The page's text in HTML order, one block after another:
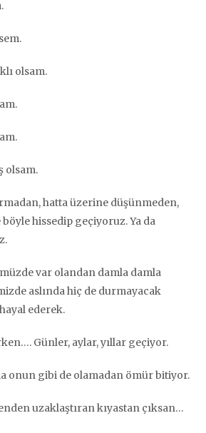
olsam.
olsam.
hatta üzerine düşünmeden,
böyle hissedip geçiyoruz. Ya da
var olandan damla damla
aslında hiç de durmayacak
ederek.
Günler, aylar, yıllar geçiyor.
onun gibi de olamadan ömür bitiyor.
uzaklaştıran kıyastan çıksan…